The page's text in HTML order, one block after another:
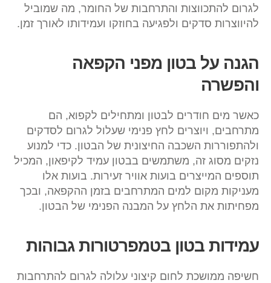
לגרום להתכווצות והתרחבות של החומר, מה שמוביל
להיווצרות סדקים ולפגיעה בחוזקו ועמידותו לאורך זמן.
הגנה על בטון מפני הקפאה
והפשרה
כאשר מים חודרים לבטון ומתחילים לקפוא, הם
מתרחבים, ויוצרים לחץ פנימי שעלול לגרום לסדקים
ולהתפוררות השכבה החיצונית של הבטון. כדי למנוע
נזקים מסוג זה, משתמשים בבטון עמיד לקיפאון, המכיל
תוספים המייצרים בועות אוויר זעירות. בועות אלו
מעניקות מקום למים המתרחבים בזמן ההקפאה, ובכך
מפחיתות את הלחץ על המבנה הפנימי של הבטון.
עמידות בטון בטמפרטורות גבוהות
חשיפה ממושכת לחום קיצוני עלולה לגרום להתרחבות